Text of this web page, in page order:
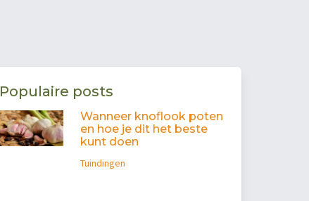
Populaire posts
Wanneer knoflook poten
en hoe je dit het beste
kunt doen
Tuindingen